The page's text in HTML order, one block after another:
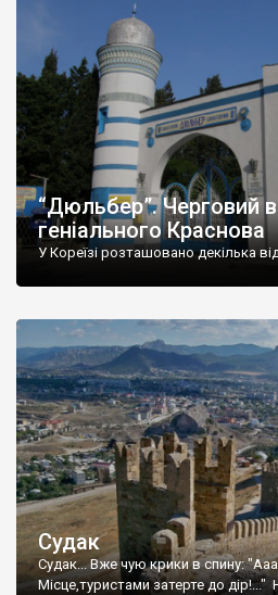
“Дюльбер”. Черговий
геніального Краснова
У Кореїзі розташовано декілька
Судак
Судак... Вже чую крики в спину:
Місце,туристами затерте до